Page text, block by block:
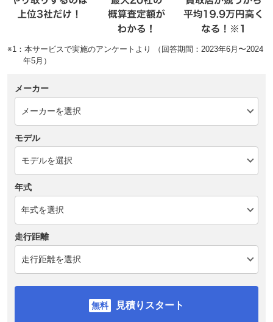
※1：本サービスで実施のアンケートより （回答期間：2023年6月〜2024
年5月）
メーカー
モデル
年式
走行距離
見積りスタート